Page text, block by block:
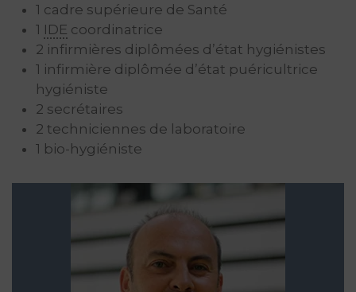
1 cadre supérieure de Santé
1 IDE coordinatrice
2 infirmières diplômées d’état hygiénistes
1 infirmière diplômée d’état puéricultrice
hygiéniste
2 secrétaires
2 techniciennes de laboratoire
1 bio-hygiéniste